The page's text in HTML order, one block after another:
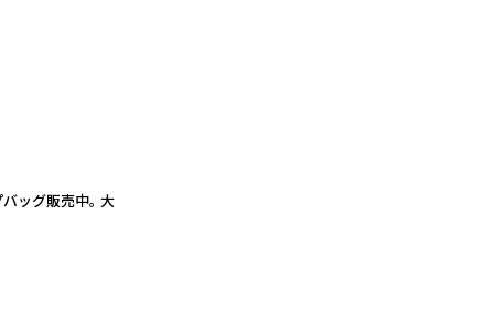
ッグ販売中。 大